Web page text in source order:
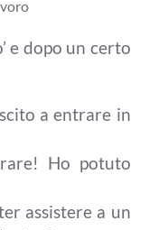
e dopo un certo
a entrare in
Ho potuto
assistere a un